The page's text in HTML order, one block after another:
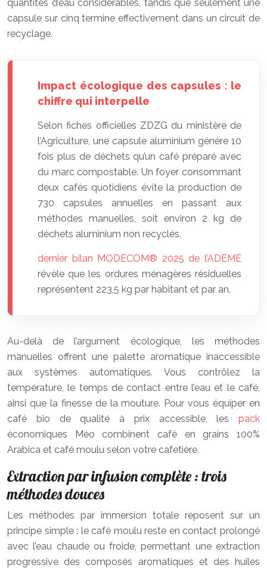
quantités d’eau considérables, tandis que seulement une
capsule sur cinq termine effectivement dans un circuit de
recyclage.
Impact écologique des capsules : le
chiffre qui interpelle
Selon fiches officielles ZDZG du ministère de
l’Agriculture, une capsule aluminium génère 10
fois plus de déchets qu’un café préparé avec
du marc compostable. Un foyer consommant
deux cafés quotidiens évite la production de
730 capsules annuelles en passant aux
méthodes manuelles, soit environ 2 kg de
déchets aluminium non recyclés.
dernier bilan MODECOM® 2025 de l’ADEME
révèle que les ordures ménagères résiduelles
représentent 223,5 kg par habitant et par an.
Au-delà de l’argument écologique, les méthodes
manuelles offrent une palette aromatique inaccessible
aux systèmes automatiques. Vous contrôlez la
température, le temps de contact entre l’eau et le café,
ainsi que la finesse de la mouture. Pour vous équiper en
café bio de qualité à prix accessible, les pack
économiques Méo combinent café en grains 100%
Arabica et café moulu selon votre cafetière.
Extraction par infusion complète : trois
méthodes douces
Les méthodes par immersion totale reposent sur un
principe simple : le café moulu reste en contact prolongé
avec l’eau chaude ou froide, permettant une extraction
progressive des composés aromatiques et des huiles